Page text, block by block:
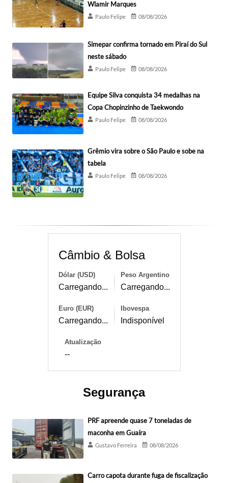
Wlamir Marques
Paulo Felipe 08/08/2026
Simepar confirma tornado em Piraí do Sul
neste sábado
Paulo Felipe 08/08/2026
Equipe Silva conquista 34 medalhas na
Copa Chopinzinho de Taekwondo
Paulo Felipe 08/08/2026
Grêmio vira sobre o São Paulo e sobe na
tabela
Paulo Felipe 08/08/2026
Câmbio & Bolsa
Dólar (USD)
Carregando...
Peso Argentino
Carregando...
Euro (EUR)
Carregando...
Ibovespa
Indisponível
Atualização
--
Segurança
PRF apreende quase 7 toneladas de
maconha em Guaíra
Gustavo Ferreira 08/08/2026
Carro capota durante fuga de fiscalização